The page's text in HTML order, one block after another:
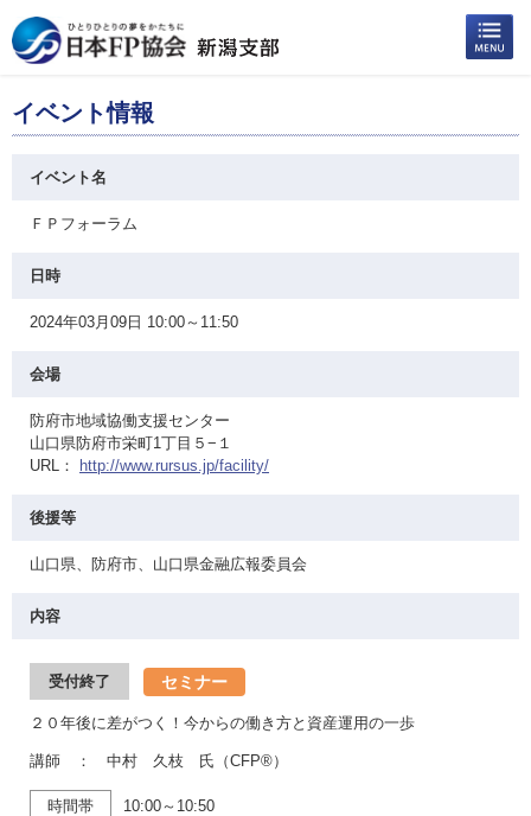
イベント情報
イベント名
ＦＰフォーラム
日時
2024年03月09日 10:00～11:50
会場
防府市地域協働支援センター
山口県防府市栄町1丁目５−１
URL：
http://www.rursus.jp/facility/
後援等
山口県、防府市、山口県金融広報委員会
内容
受付終了 セミナー
２０年後に差がつく！今からの働き方と資産運用の一歩
講師 ： 中村 久枝 氏（CFP®）
時間帯 10:00～10:50